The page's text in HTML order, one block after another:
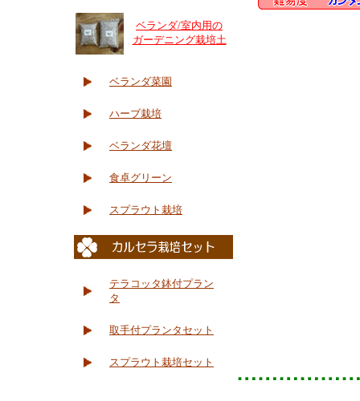
ベランダ/室内用の
ガーデニング栽培土
ベランダ菜園
ハーブ栽培
ベランダ花壇
食卓グリーン
スプラウト栽培
テラコッタ鉢付プラン
タ
取手付プランタセット
スプラウト栽培セット